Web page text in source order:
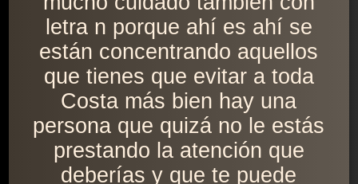
letra n porque ahí es ahí se
están concentrando aquellos
que tienes que evitar a toda
Costa más bien hay una
persona que quizá no le estás
prestando la atención que
deberías y que te puede